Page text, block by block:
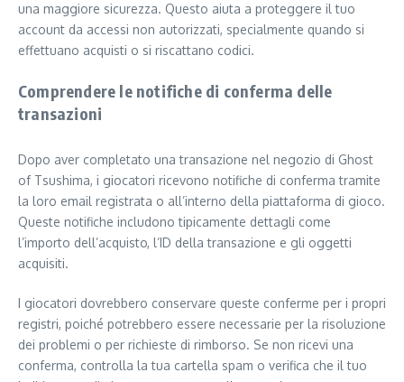
una maggiore sicurezza. Questo aiuta a proteggere il tuo
account da accessi non autorizzati, specialmente quando si
effettuano acquisti o si riscattano codici.
Comprendere le notifiche di conferma delle
transazioni
Dopo aver completato una transazione nel negozio di Ghost
of Tsushima, i giocatori ricevono notifiche di conferma tramite
la loro email registrata o all’interno della piattaforma di gioco.
Queste notifiche includono tipicamente dettagli come
l’importo dell’acquisto, l’ID della transazione e gli oggetti
acquisiti.
I giocatori dovrebbero conservare queste conferme per i propri
registri, poiché potrebbero essere necessarie per la risoluzione
dei problemi o per richieste di rimborso. Se non ricevi una
conferma, controlla la tua cartella spam o verifica che il tuo